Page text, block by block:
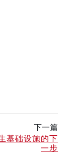
下一篇
基础设施的下
一步